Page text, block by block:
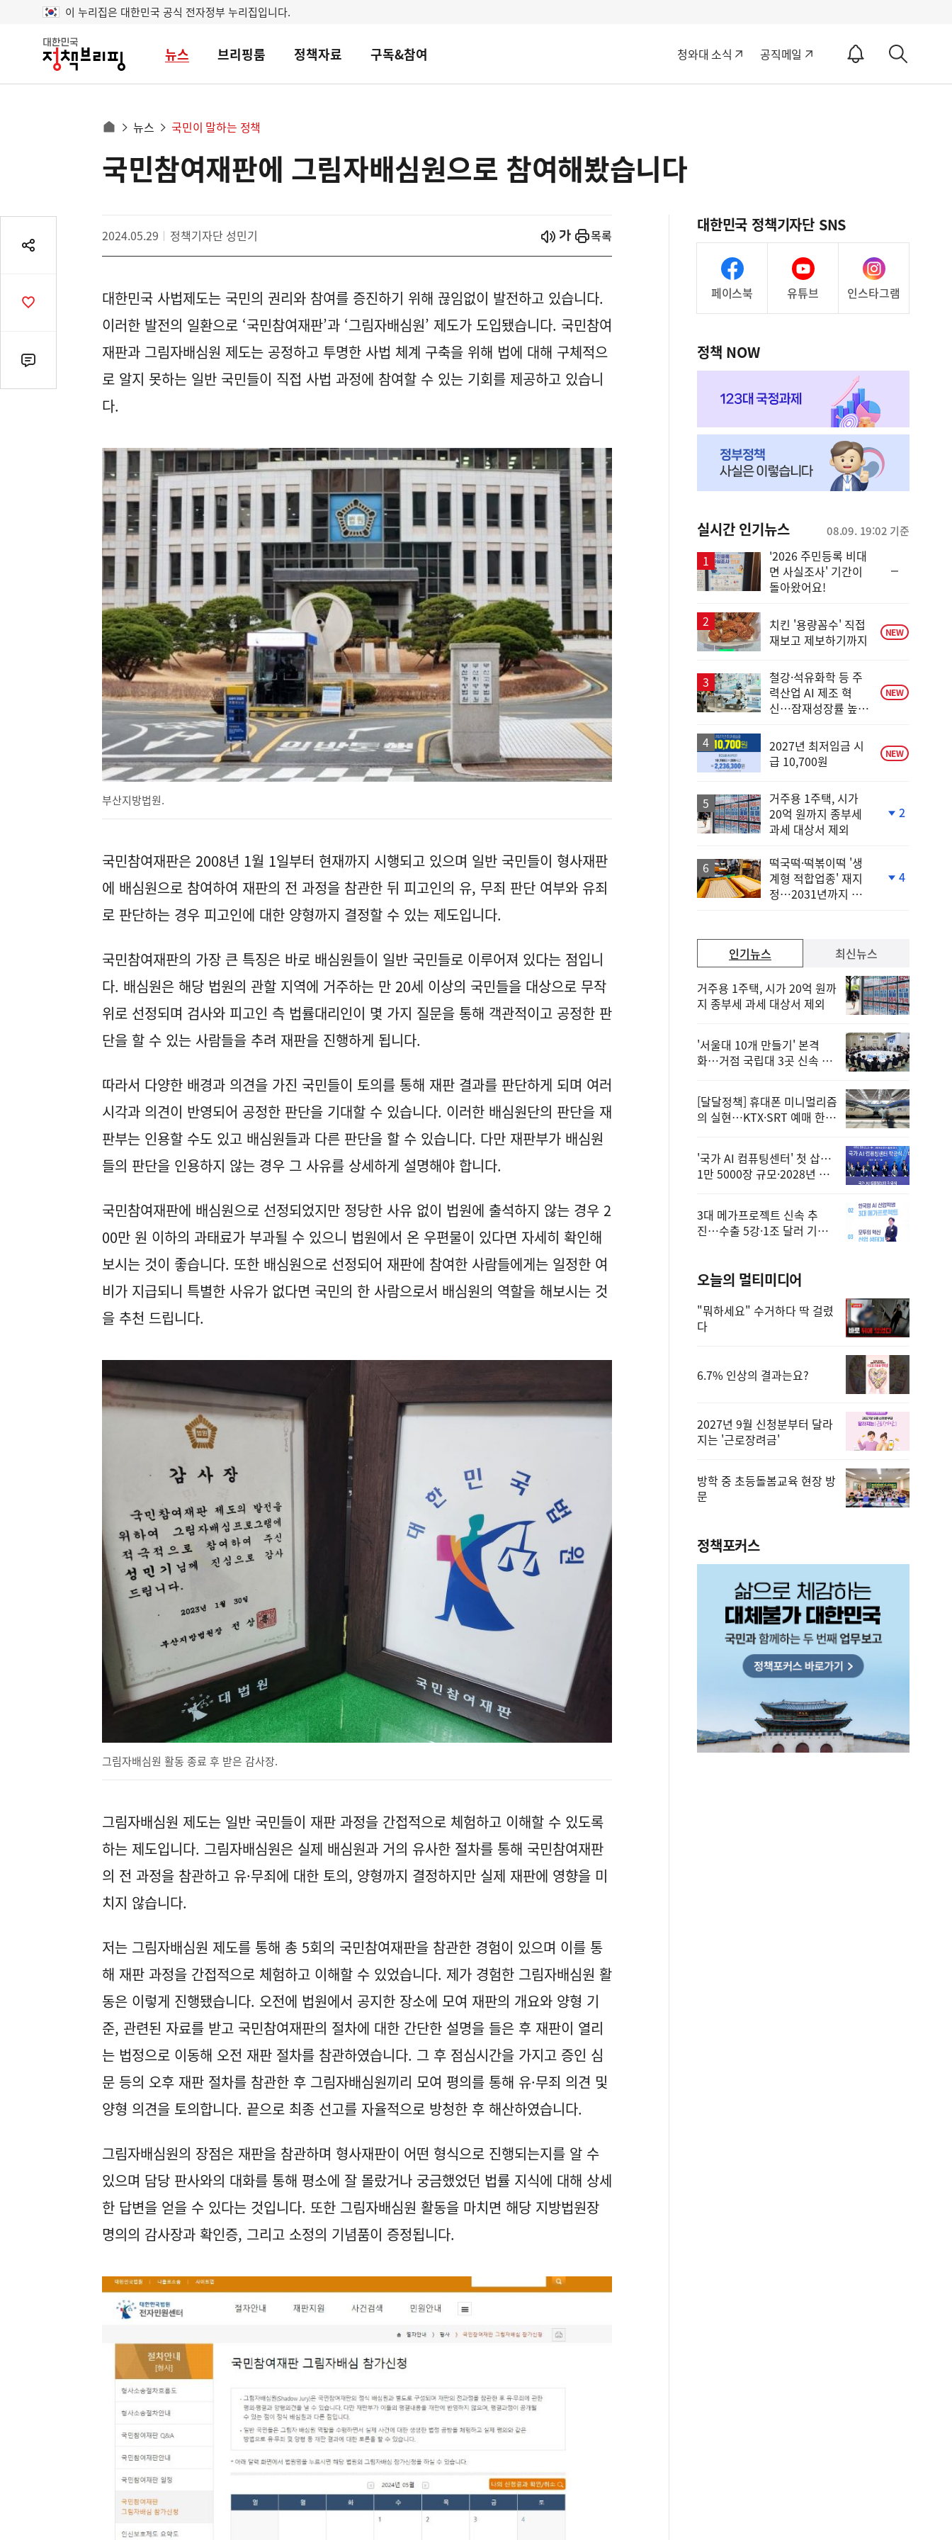
이 누리집은 대한민국 공식 전자정부 누리집입니다.
대
민
뉴스 브리핑룸 정책자료 구독&참여 청와대 소식 공직메일
알
ON
세
동
경
로
으
로
뉴스 국민이 말하는 정책
영
역공
기
공
댓
글
국민참여재판에 그림자배심원으로 참여해봤습니다
2024.05.29 정책기자단 성민기 시작
열기 목록
대한민국 사법제도는 국민의 권리와 참여를 증진하기 위해 끊임없이 발전하고 있습니다.
이러한 발전의 일환으로 ‘국민참여재판’과 ‘그림자배심원’ 제도가 도입됐습니다. 국민참여
재판과 그림자배심원 제도는 공정하고 투명한 사법 체계 구축을 위해 법에 대해 구체적으
로 알지 못하는 일반 국민들이 직접 사법 과정에 참여할 수 있는 기회를 제공하고 있습니
다.
부산지방법원.
국민참여재판은 2008년 1월 1일부터 현재까지 시행되고 있으며 일반 국민들이 형사재판
에 배심원으로 참여하여 재판의 전 과정을 참관한 뒤 피고인의 유, 무죄 판단 여부와 유죄
로 판단하는 경우 피고인에 대한 양형까지 결정할 수 있는 제도입니다.
국민참여재판의 가장 큰 특징은 바로 배심원들이 일반 국민들로 이루어져 있다는 점입니
다. 배심원은 해당 법원의 관할 지역에 거주하는 만 20세 이상의 국민들을 대상으로 무작
위로 선정되며 검사와 피고인 측 법률대리인이 몇 가지 질문을 통해 객관적이고 공정한 판
단을 할 수 있는 사람들을 추려 재판을 진행하게 됩니다.
따라서 다양한 배경과 의견을 가진 국민들이 토의를 통해 재판 결과를 판단하게 되며 여러
시각과 의견이 반영되어 공정한 판단을 기대할 수 있습니다. 이러한 배심원단의 판단을 재
판부는 인용할 수도 있고 배심원들과 다른 판단을 할 수 있습니다. 다만 재판부가 배심원
들의 판단을 인용하지 않는 경우 그 사유를 상세하게 설명해야 합니다.
국민참여재판에 배심원으로 선정되었지만 정당한 사유 없이 법원에 출석하지 않는 경우 2
00만 원 이하의 과태료가 부과될 수 있으니 법원에서 온 우편물이 있다면 자세히 확인해
보시는 것이 좋습니다. 또한 배심원으로 선정되어 재판에 참여한 사람들에게는 일정한 여
비가 지급되니 특별한 사유가 없다면 국민의 한 사람으로서 배심원의 역할을 해보시는 것
을 추천 드립니다.
그림자배심원 활동 종료 후 받은 감사장.
그림자배심원 제도는 일반 국민들이 재판 과정을 간접적으로 체험하고 이해할 수 있도록
하는 제도입니다. 그림자배심원은 실제 배심원과 거의 유사한 절차를 통해 국민참여재판
의 전 과정을 참관하고 유·무죄에 대한 토의, 양형까지 결정하지만 실제 재판에 영향을 미
치지 않습니다.
저는 그림자배심원 제도를 통해 총 5회의 국민참여재판을 참관한 경험이 있으며 이를 통
해 재판 과정을 간접적으로 체험하고 이해할 수 있었습니다. 제가 경험한 그림자배심원 활
동은 이렇게 진행됐습니다. 오전에 법원에서 공지한 장소에 모여 재판의 개요와 양형 기
준, 관련된 자료를 받고 국민참여재판의 절차에 대한 간단한 설명을 들은 후 재판이 열리
는 법정으로 이동해 오전 재판 절차를 참관하였습니다. 그 후 점심시간을 가지고 증인 심
문 등의 오후 재판 절차를 참관한 후 그림자배심원끼리 모여 평의를 통해 유·무죄 의견 및
양형 의견을 토의합니다. 끝으로 최종 선고를 자율적으로 방청한 후 해산하였습니다.
그림자배심원의 장점은 재판을 참관하며 형사재판이 어떤 형식으로 진행되는지를 알 수
있으며 담당 판사와의 대화를 통해 평소에 잘 몰랐거나 궁금했었던 법률 지식에 대해 상세
한 답변을 얻을 수 있다는 것입니다. 또한 그림자배심원 활동을 마치면 해당 지방법원장
명의의 감사장과 확인증, 그리고 소정의 기념품이 증정됩니다.
대한민국 정책기자단 SNS
페이스북 유튜브 인스타그램
정책 NOW
실시간 인기뉴스 08.09. 19:02 기준
'2026 주민등록 비대
면 사실조사' 기간이
돌아왔어요!
치킨 '용량꼼수' 직접
재보고 제보하기까지
NEW
철강·석유화학 등 주
력산업 AI 제조 혁
신…잠재성장률 높인
NEW
2027년 최저임금 시
급 10,700원
NEW
거주용 1주택, 시가
20억 원까지 종부세
과세 대상서 제외
2
떡국떡·떡볶이떡 '생
계형 적합업종' 재지
정…2031년까지 보
4
인기뉴스
거주용 1주택, 시가 20억 원까
지 종부세 과세 대상서 제외
'서울대 10개 만들기' 본격
화…거점 국립대 3곳 신속 선
[달달정책] 휴대폰 미니멀리즘
의 실현…KTX·SRT 예매 한
'국가 AI 컴퓨팅센터' 첫 삽…
1만 5000장 규모·2028년 완
3대 메가프로젝트 신속 추
진…수출 5강·1조 달러 기반
최신뉴스
오늘의 멀티미디어
"뭐하세요" 수거하다 딱 걸렸
다
6.7% 인상의 결과는요?
2027년 9월 신청분부터 달라
지는 '근로장려금'
방학 중 초등돌봄교육 현장 방
문
정책포커스